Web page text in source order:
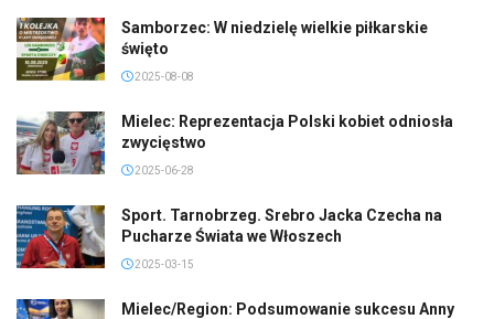
Samborzec: W niedzielę wielkie piłkarskie
święto
2025-08-08
Mielec: Reprezentacja Polski kobiet odniosła
zwycięstwo
2025-06-28
Sport. Tarnobrzeg. Srebro Jacka Czecha na
Pucharze Świata we Włoszech
2025-03-15
Mielec/Region: Podsumowanie sukcesu Anny